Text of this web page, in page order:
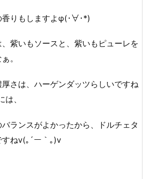
香りもしますよφ(･∀･*)
紫いもソースと、紫いもピューレを
。
さは、ハーゲンダッツらしいですね
、
ランスがよかったから、ドルチェタ
ねv(｡´ー｀｡)v